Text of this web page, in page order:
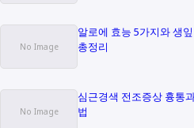
알로에 효능 5가지와 생
총정리
심근경색 전조증상 흉통
법